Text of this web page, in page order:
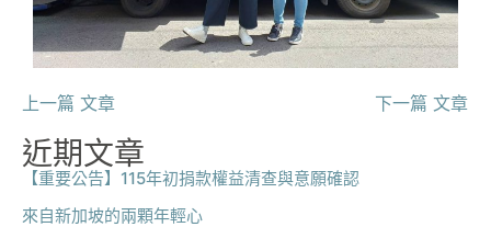
上一篇 文章 下一篇 文章
近期文章
【重要公告】115年初捐款權益清查與意願確認
來自新加坡的兩顆年輕心